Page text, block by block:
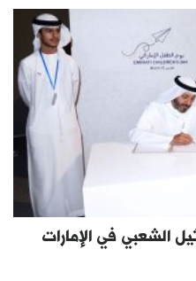
الشعبي في الإمارات